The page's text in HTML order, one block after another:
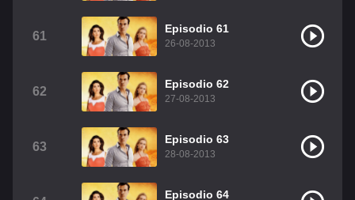
61
Episodio 61
26-08-2013
62
Episodio 62
27-08-2013
63
Episodio 63
28-08-2013
Episodio 64